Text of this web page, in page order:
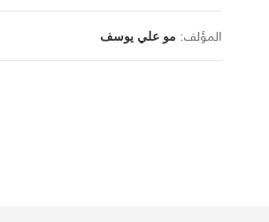
المؤلف: مو علي يوسف